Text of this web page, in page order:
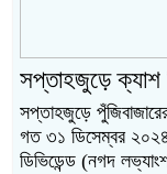
সপ্তাহজুড়ে ক্যাশ
সপ্তাহজুড়ে
গত ৩১ ডিসেম্বর ২০২৪
ডিভিডেন্ড (নগদ